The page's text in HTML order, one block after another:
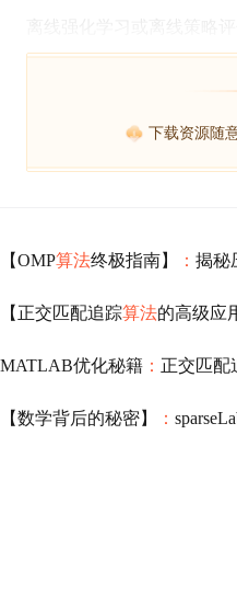
离线强化学习或离线策略
下载资源随
【OMP算法终极指南】 ： 揭秘
【正交匹配追踪算法的高级应
MATLAB优化秘籍 ： 正交匹配
【数学背后的秘密】 ：